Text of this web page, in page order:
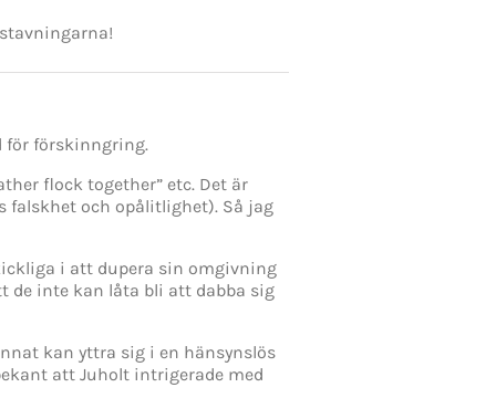
för förskinngring.
flock together” etc. Det är
falskhet och opålitlighet). Så jag
i att dupera sin omgivning
de inte kan låta bli att dabba sig
kan yttra sig i en hänsynslös
att Juholt intrigerade med